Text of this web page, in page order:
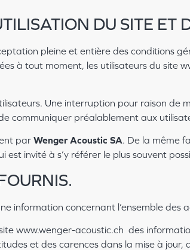
DU SITE ET
pleine et entière des conditions
à tout moment, les utilisateurs du site
Une interruption pour raison de
communiquer préalablement aux
par Wenger Acoustic SA. De la même
est invité à s’y référer le plus souvent
information concernant l’ensemble des
www.wenger-acoustic.ch des
et des carences dans la mise à jour,